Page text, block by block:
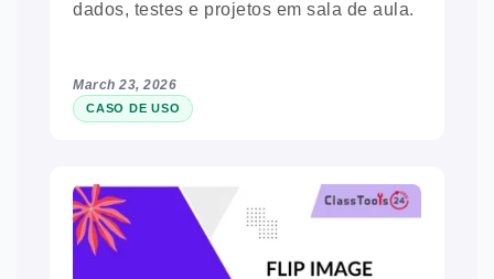
dados, testes e projetos em sala de aula.
March 23, 2026
CASO DE USO